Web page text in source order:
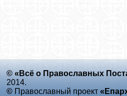
© «Всё о Православных
2014.
© Православный проект